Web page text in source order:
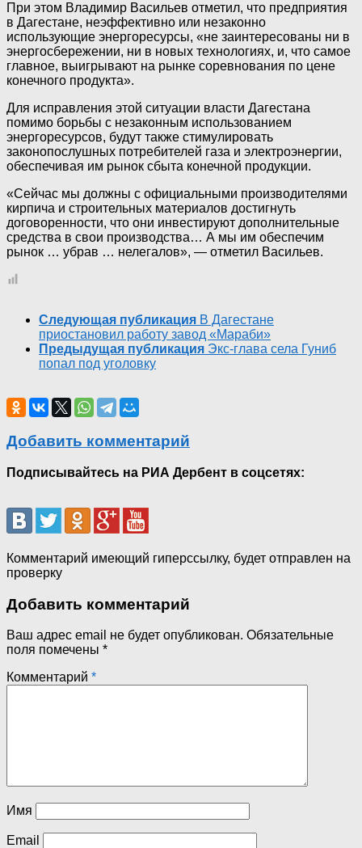
При этом Владимир Васильев отметил, что предприятия
в Дагестане, неэффективно или незаконно
использующие энергоресурсы, «не заинтересованы ни в
энергосбережении, ни в новых технологиях, и, что самое
главное, выигрывают на рынке соревнования по цене
конечного продукта».
Для исправления этой ситуации власти Дагестана
помимо борьбы с незаконным использованием
энергоресурсов, будут также стимулировать
законопослушных потребителей газа и электроэнергии,
обеспечивая им рынок сбыта конечной продукции.
«Сейчас мы должны с официальными производителями
кирпича и строительных материалов достигнуть
договоренности, что они инвестируют дополнительные
средства в свои производства… А мы им обеспечим
рынок … убрав … нелегалов», — отметил Васильев.
Следующая публикация В Дагестане
приостановил работу завод «Мараби»
Предыдущая публикация Экс-глава села Гуниб
попал под уголовку
Добавить комментарий
Подписывайтесь на РИА Дербент в соцсетях:
Комментарий имеющий гиперссылку, будет отправлен на
проверку
Добавить комментарий
Ваш адрес email не будет опубликован. Обязательные
поля помечены *
Комментарий *
Имя
Email